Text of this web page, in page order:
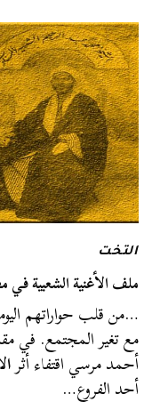
التخت
ملف الأغنية الشعبية في مصر (1) : البحث عن جذور
…من قلب حواراتهم
مع تغير المجتمع. في
أحمد مرسي اقتفاء أثر
أحد الفروع…